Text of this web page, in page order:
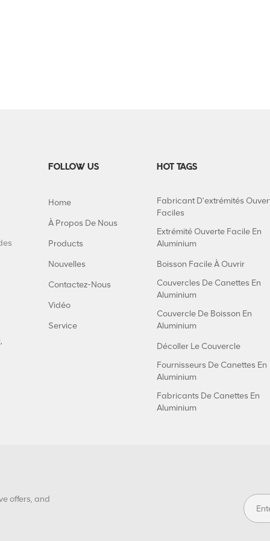
FOLLOW US
Home
À Propos De Nous
Products
Nouvelles
Contactez-Nous
Vidéo
Service
HOT TAGS
Fabricant D'extrémités
Faciles
Extrémité Ouverte Facile En
Aluminium
Boisson Facile À Ouvrir
Couvercles De Canettes En
Aluminium
Couvercle De Boisson En
Aluminium
Décoller Le Couvercle
Fournisseurs De Canettes En
Aluminium
Fabricants De Canettes En
Aluminium
offers, and